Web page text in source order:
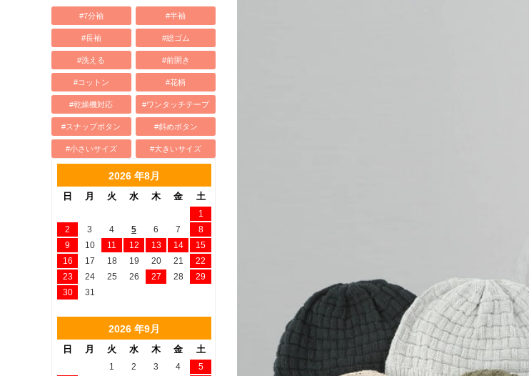
#7分袖 #半袖
#長袖 #総ゴム
#洗える #前開き
#コットン #花柄
#乾燥機対応 #ワンタッチテープ
#スナップボタン #斜めボタン
#小さいサイズ #大きいサイズ
2026 年8月
日 月 火 水 木 金 土
1
2
3 4 5 6 7
8
9
10 11 12 13 14
15
16
17 18 19 20 21
22
23
24 25 26 27 28
29
30
31
2026 年9月
日 月 火 水 木 金 土
1 2 3 4
5